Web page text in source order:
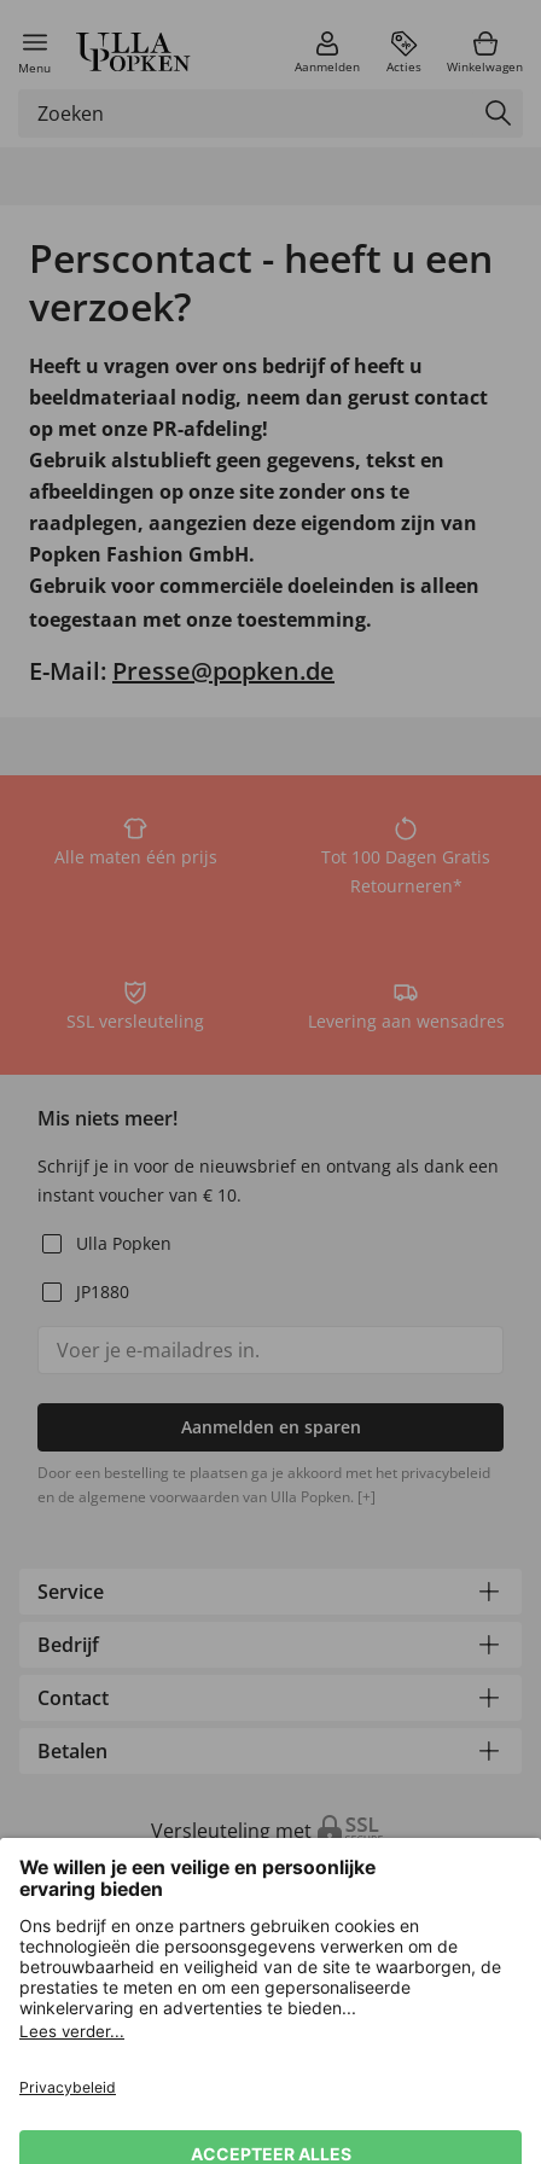
Menu Aanmelden Acties Winkelwagen
Perscontact - heeft u een
verzoek?
Heeft u vragen over ons bedrijf of heeft u
beeldmateriaal nodig, neem dan gerust contact
op met onze PR-afdeling!
Gebruik alstublieft geen gegevens, tekst en
afbeeldingen op onze site zonder ons te
raadplegen, aangezien deze eigendom zijn van
Popken Fashion GmbH.
Gebruik voor commerciële doeleinden is alleen
toegestaan met onze toestemming.
E-Mail: Presse@popken.de
Alle maten één prijs
Tot 100 Dagen Gratis
Retourneren*
SSL versleuteling Levering aan wensadres
Mis niets meer!
Schrijf je in voor de nieuwsbrief en ontvang als dank een
instant voucher van € 10.
Ulla Popken
JP1880
Aanmelden en sparen
Door een bestelling te plaatsen ga je akkoord met het privacybeleid
en de algemene voorwaarden van Ulla Popken. [+]
Service
Bedrijf
Contact
Betalen
Versleuteling met
Overige webwinkels
Nederland
Verkoopvoorwaarden Herroeping indienen